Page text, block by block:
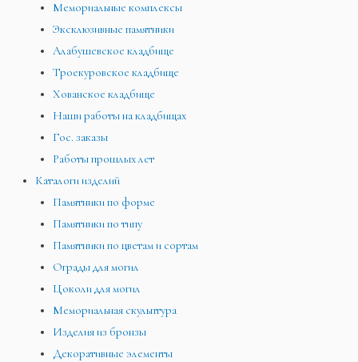
Мемориальные комплексы
Эксклюзивные памятники
Алабушевское кладбище
Троекуровское кладбище
Хованское кладбище
Наши работы на кладбищах
Гос. заказы
Работы прошлых лет
Каталоги изделий
Памятники по форме
Памятники по типу
Памятники по цветам и сортам
Ограды для могил
Цоколи для могил
Мемориальная скульптура
Изделия из бронзы
Декоративные элементы